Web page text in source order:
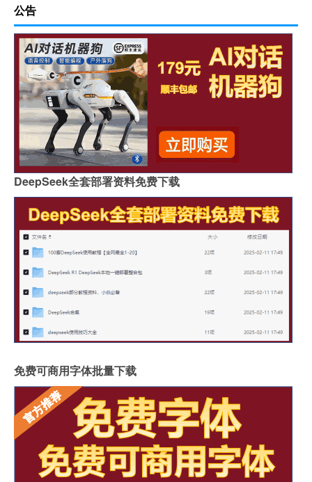
公告
DeepSeek全套部署资料免费下载
免费可商用字体批量下载